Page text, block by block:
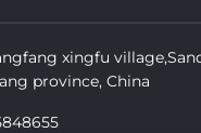
xingfu
province, China